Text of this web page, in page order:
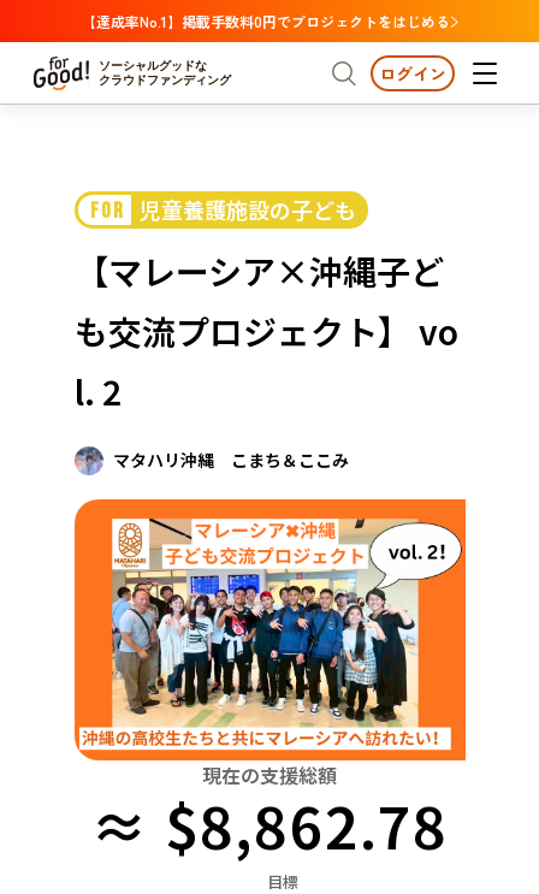
【達成率No.1】掲載手数料0円でプロジェクトをはじめる
ソーシャルグッドな
クラウドファンディング
プロジェクトからさがす 注目
カテゴリーからさがす 国際協力
医療・福祉
人権・マイノリティ
中部
近畿
中国
四国
九州・沖縄
注目 新着
支援金額が多い
支援人数が多い
終了日が近い
カテゴリーからさがす
国際協力 医療・福祉
子ども・教育
環境・エシカル
地域からさがす
北海道・東北
青森 岩手 宮城 秋田 山形
栃木 群馬 埼玉 千葉
富山 石川 福井 山梨 長野
滋賀 京都 大阪 兵庫 奈良
岡山 広島 山口
愛媛 高知
ログイン
FOR 児童養護施設の子ども
【マレーシア×沖縄子ど
も交流プロジェクト】 vo
l. 2
マタハリ沖縄 こまち＆ここみ
現在の支援総額
≈ $8,862.78
目標